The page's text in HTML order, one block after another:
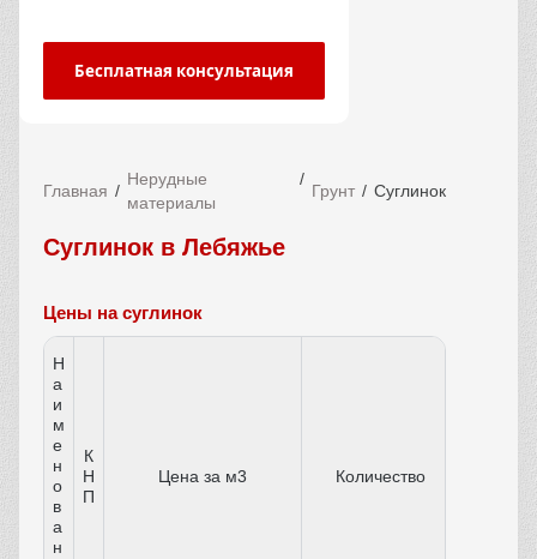
Бесплатная консультация
Главная
Нерудные
материалы
Грунт Суглинок
Суглинок в Лебяжье
Цены на суглинок
Н
а
и
м
е
н
о
в
а
н
К
Н
П
Цена за м3 Количество